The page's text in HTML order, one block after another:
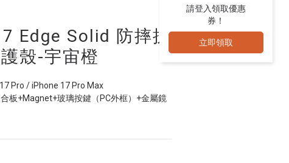
請登入領取優惠
券！
立即領取
Edge Solid 防摔抗
殼-宇宙橙
Pro / iPhone 17 Pro Max
板+Magnet+玻璃按鍵（PC外框）+金屬鏡